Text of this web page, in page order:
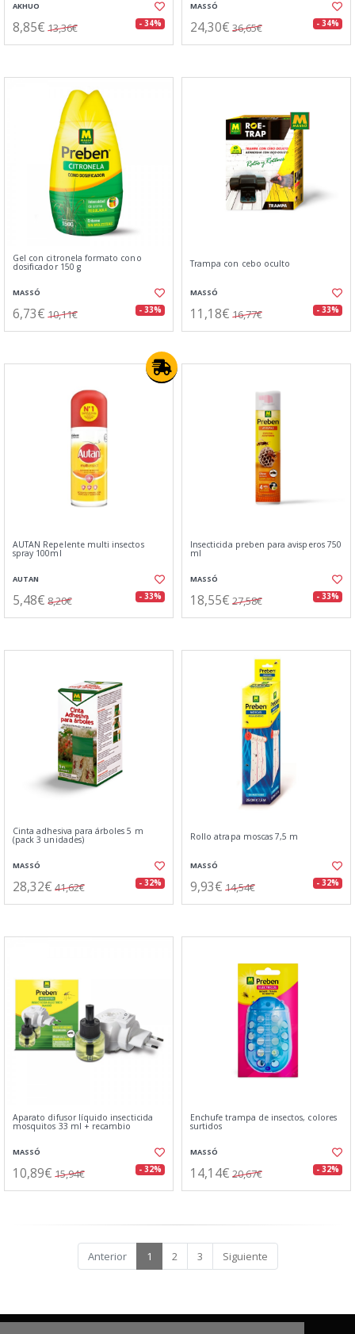
AKHUO
8,85€ 13,36€ - 34%
MASSÓ
24,30€ 36,65€ - 34%
Gel con citronela formato cono
dosificador 150 g
MASSÓ
6,73€ 10,11€ - 33%
Trampa con cebo oculto
MASSÓ
11,18€ 16,77€ - 33%
AUTAN Repelente multi insectos
spray 100ml
AUTAN
5,48€ 8,20€ - 33%
Insecticida preben para avisperos 750
ml
MASSÓ
18,55€ 27,58€ - 33%
Cinta adhesiva para árboles 5 m
(pack 3 unidades)
MASSÓ
28,32€ 41,62€ - 32%
Rollo atrapa moscas 7,5 m
MASSÓ
9,93€ 14,54€ - 32%
Aparato difusor líquido insecticida
mosquitos 33 ml + recambio
MASSÓ
10,89€ 15,94€ - 32%
Enchufe trampa de insectos, colores
surtidos
MASSÓ
14,14€ 20,67€ - 32%
Anterior 1 2 3 Siguiente